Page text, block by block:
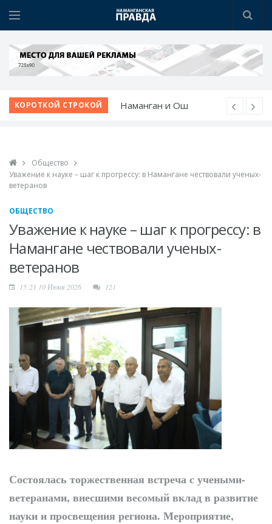
КОРОТКОЙ СТРОКОЙ
Наманган делает ставку
ресторан FEEL FOOD
Наманган и Ош
Общество
Уважение к науке – шаг к прогрессу: в Намангане чествовали ученых-
ветеранов
ОБЩЕСТВО
Уважение к науке – шаг к прогрессу: в
Намангане чествовали ученых-
ветеранов
15:21 10 Июня 2026 121
Состоялась торжественная встреча с учеными-
ветеранами, внесшими весомый вклад в развитие
науки и просвещения региона. Мероприятие,